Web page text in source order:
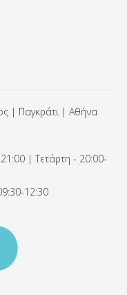
| Παγκράτι | Αθήνα
| Τετάρτη - 20:00-
12:30